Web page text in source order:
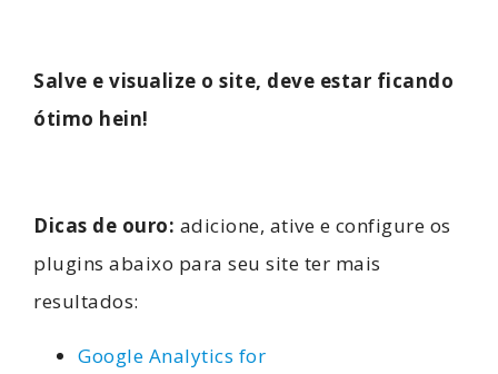
Salve e visualize o site, deve estar ficando
ótimo hein!
Dicas de ouro: adicione, ative e configure os
plugins abaixo para seu site ter mais
resultados:
Google Analytics for